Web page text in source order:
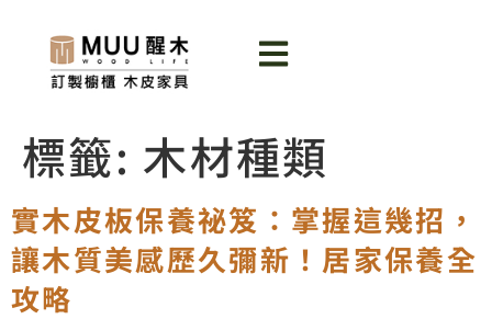
標籤: 木材種類
實木皮板保養祕笈：掌握這幾招，
讓木質美感歷久彌新！居家保養全
攻略